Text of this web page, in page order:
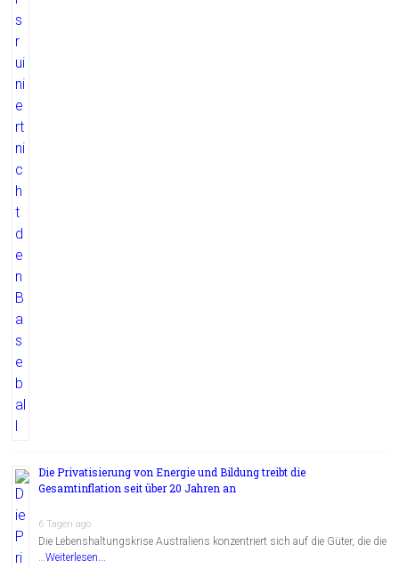
Die Privatisierung von Energie und Bildung treibt die
Gesamtinflation seit über 20 Jahren an
6 Tagen ago
Die Lebenshaltungskrise Australiens konzentriert sich auf die Güter, die die
…Weiterlesen...